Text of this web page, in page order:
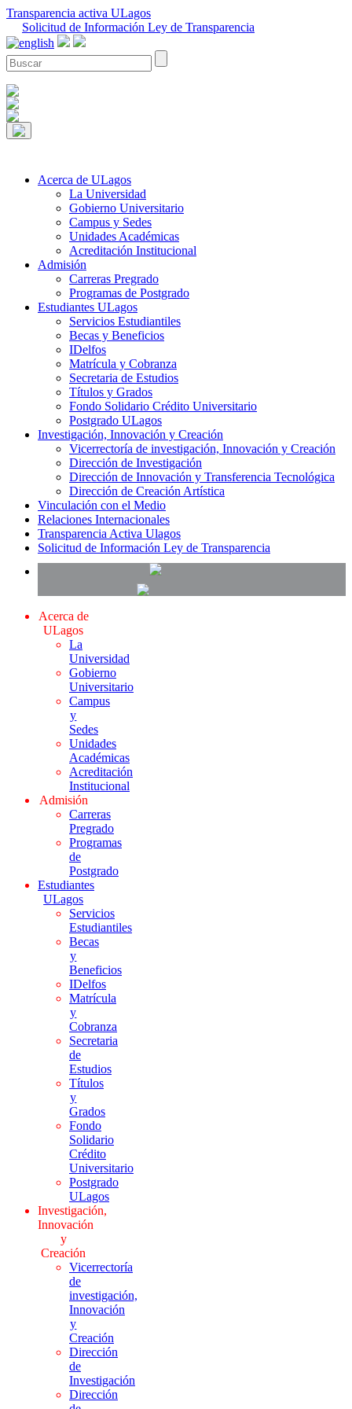
Transparencia activa ULagos
Solicitud de Información Ley de Transparencia
Acerca de ULagos
La Universidad
Gobierno Universitario
Campus y Sedes
Unidades Académicas
Acreditación Institucional
Admisión
Carreras Pregrado
Programas de Postgrado
Estudiantes ULagos
Servicios Estudiantiles
Becas y Beneficios
IDelfos
Matrícula y Cobranza
Secretaria de Estudios
Títulos y Grados
Fondo Solidario Crédito Universitario
Postgrado ULagos
Investigación, Innovación y Creación
Vicerrectoría de investigación, Innovación y Creación
Dirección de Investigación
Dirección de Innovación y Transferencia Tecnológica
Dirección de Creación Artística
Vinculación con el Medio
Relaciones Internacionales
Transparencia Activa Ulagos
Solicitud de Información Ley de Transparencia
Acerca de
ULagos
La
Universidad
Gobierno
Universitario
Campus
y
Sedes
Unidades
Académicas
Acreditación
Institucional
Admisión
Carreras
Pregrado
Programas
de
Postgrado
Estudiantes
ULagos
Servicios
Estudiantiles
Becas
y
Beneficios
IDelfos
Matrícula
y
Cobranza
Secretaria
de
Estudios
Títulos
y
Grados
Fondo
Solidario
Crédito
Universitario
Postgrado
ULagos
Investigación,
Innovación
y
Creación
Vicerrectoría
de
investigación,
Innovación
y
Creación
Dirección
de
Investigación
Dirección